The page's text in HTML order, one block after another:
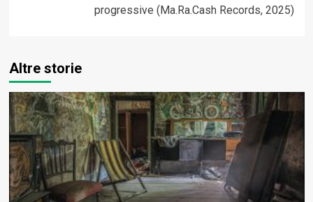
progressive (Ma.Ra.Cash Records, 2025)
Altre storie